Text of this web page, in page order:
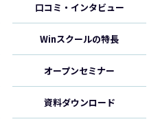
口コミ・インタビュー
Winスクールの特長
オープンセミナー
資料ダウンロード